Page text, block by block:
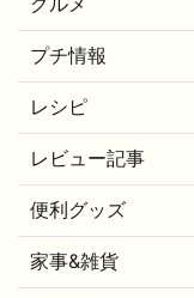
プチ情報
レシピ
レビュー記事
便利グッズ
家事&雑貨